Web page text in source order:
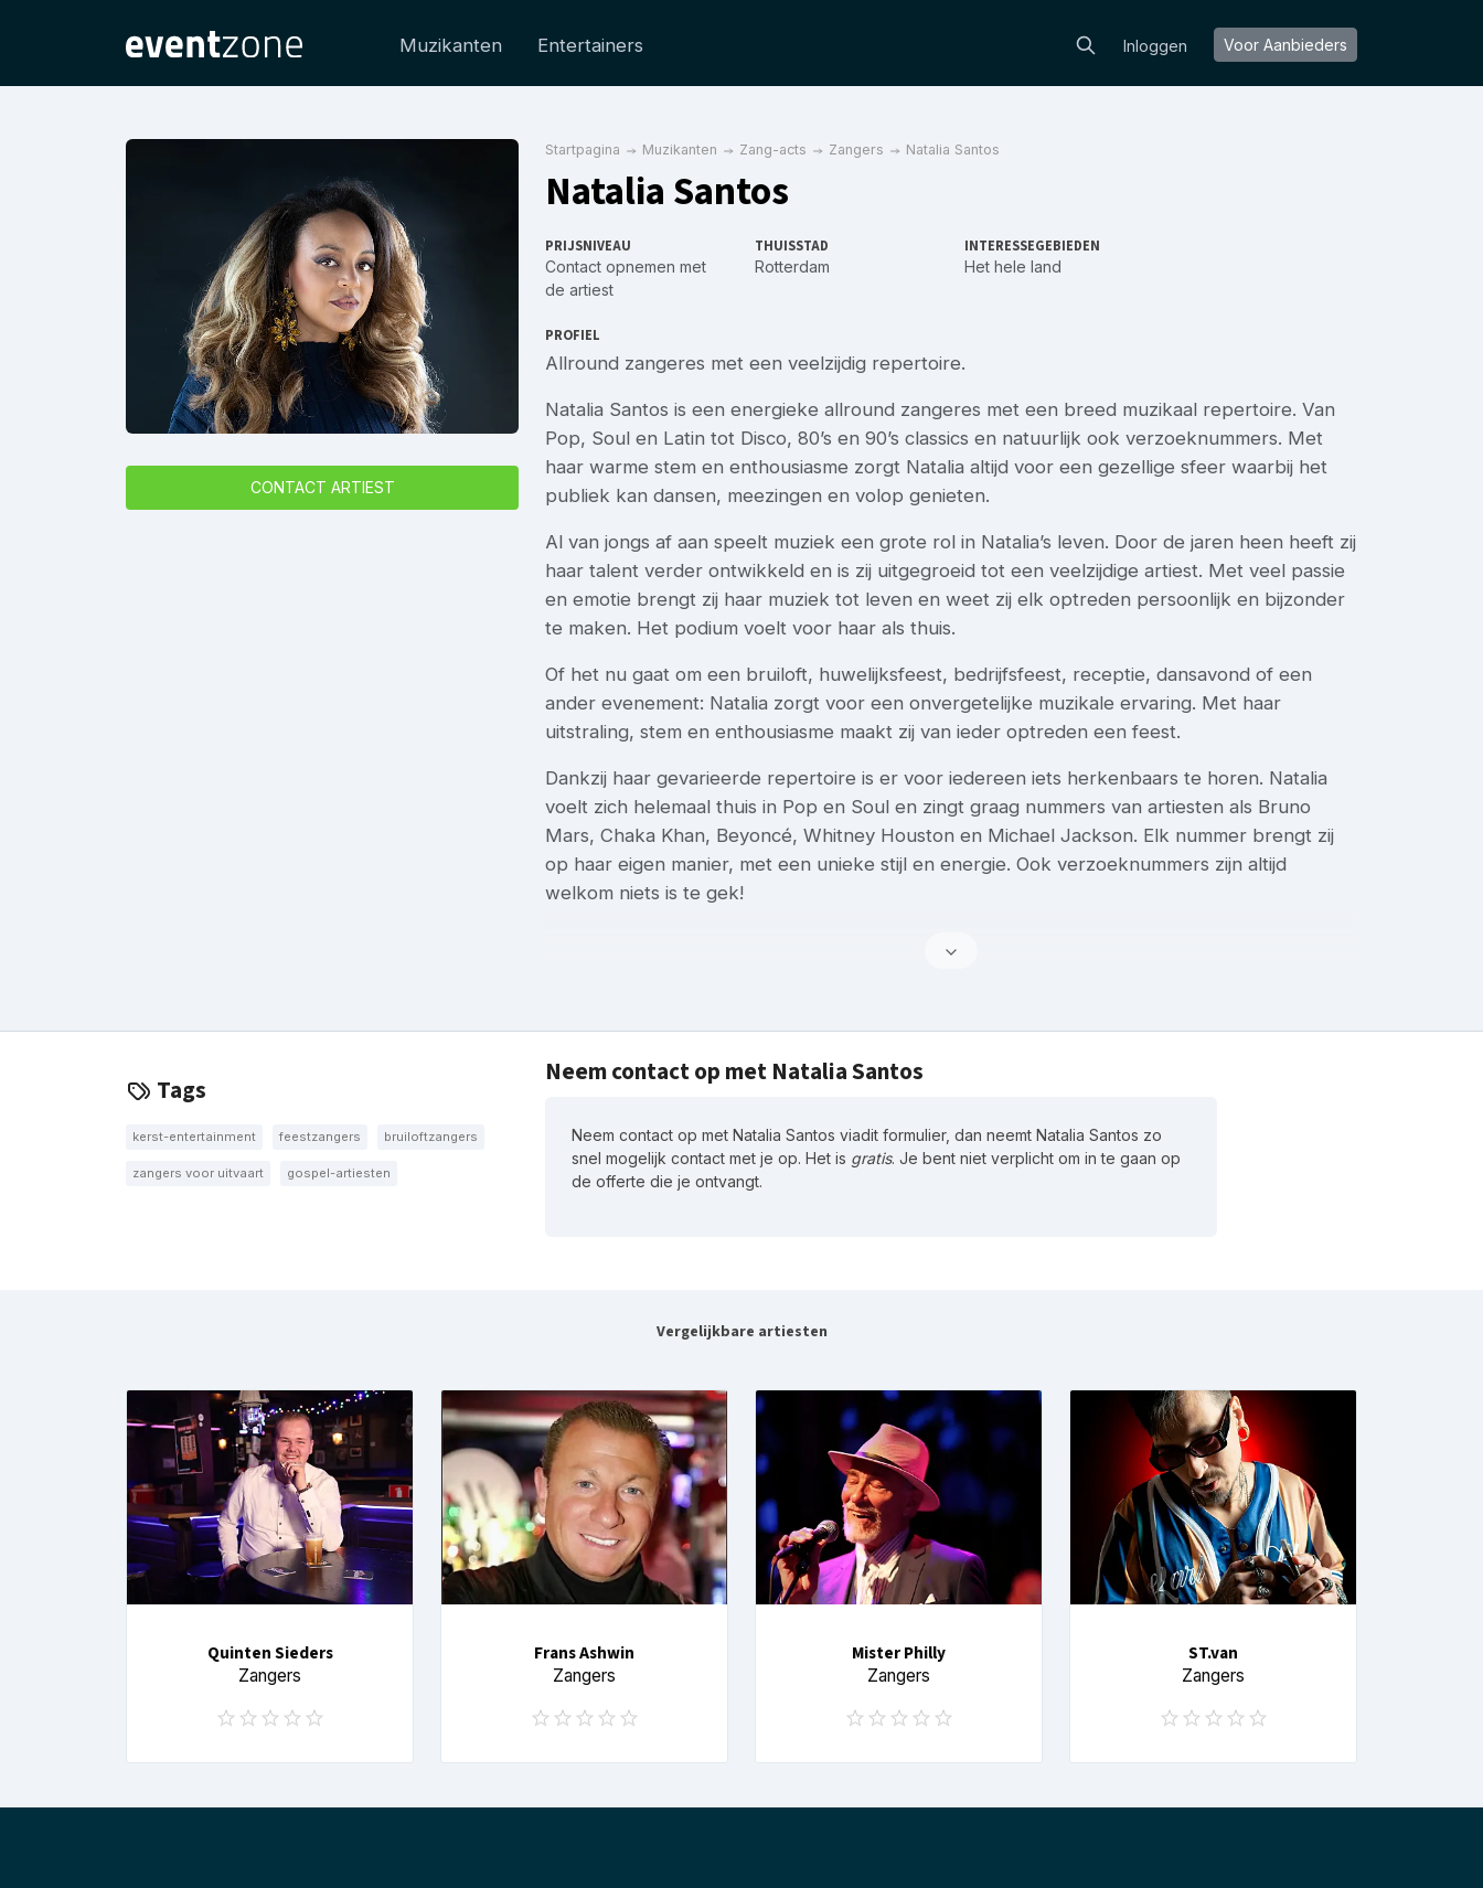
Muzikanten Entertainers Inloggen Voor Aanbieders
CONTACT ARTIEST
Startpagina Muzikanten Zang-acts Zangers Natalia Santos
Natalia Santos
PRIJSNIVEAU
Contact opnemen met
de artiest
THUISSTAD
Rotterdam
INTERESSEGEBIEDEN
Het hele land
PROFIEL
Allround zangeres met een veelzijdig repertoire.
Natalia Santos is een energieke allround zangeres met een breed muzikaal repertoire. Van
Pop, Soul en Latin tot Disco, 80’s en 90’s classics en natuurlijk ook verzoeknummers. Met
haar warme stem en enthousiasme zorgt Natalia altijd voor een gezellige sfeer waarbij het
publiek kan dansen, meezingen en volop genieten.
Al van jongs af aan speelt muziek een grote rol in Natalia’s leven. Door de jaren heen heeft zij
haar talent verder ontwikkeld en is zij uitgegroeid tot een veelzijdige artiest. Met veel passie
en emotie brengt zij haar muziek tot leven en weet zij elk optreden persoonlijk en bijzonder
te maken. Het podium voelt voor haar als thuis.
Of het nu gaat om een bruiloft, huwelijksfeest, bedrijfsfeest, receptie, dansavond of een
ander evenement: Natalia zorgt voor een onvergetelijke muzikale ervaring. Met haar
uitstraling, stem en enthousiasme maakt zij van ieder optreden een feest.
Dankzij haar gevarieerde repertoire is er voor iedereen iets herkenbaars te horen. Natalia
voelt zich helemaal thuis in Pop en Soul en zingt graag nummers van artiesten als Bruno
Mars, Chaka Khan, Beyoncé, Whitney Houston en Michael Jackson. Elk nummer brengt zij
op haar eigen manier, met een unieke stijl en energie. Ook verzoeknummers zijn altijd
welkom niets is te gek!
Tags
kerst-entertainment feestzangers bruiloftzangers
zangers voor uitvaart gospel-artiesten
Neem contact op met Natalia Santos
Neem contact op met Natalia Santos viadit formulier, dan neemt Natalia Santos zo
snel mogelijk contact met je op. Het is gratis. Je bent niet verplicht om in te gaan op
de offerte die je ontvangt.
Vergelijkbare artiesten
Quinten Sieders
Zangers
Frans Ashwin
Zangers
Mister Philly
Zangers
ST.van
Zangers